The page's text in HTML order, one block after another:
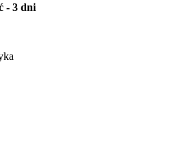
- 3 dni